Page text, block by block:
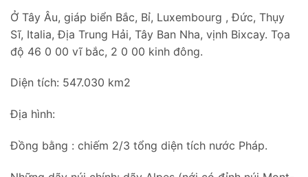
Ở Tây Âu, giáp biển Bắc, Bỉ, Luxembourg , Đức, Thụy
Sĩ, Italia, Địa Trung Hải, Tây Ban Nha, vịnh Bixcay. Tọa
độ 46 0 00 vĩ bắc, 2 0 00 kinh đông.
Diện tích: 547.030 km2
Địa hình:
Đồng bằng : chiếm 2/3 tổng diện tích nước Pháp.